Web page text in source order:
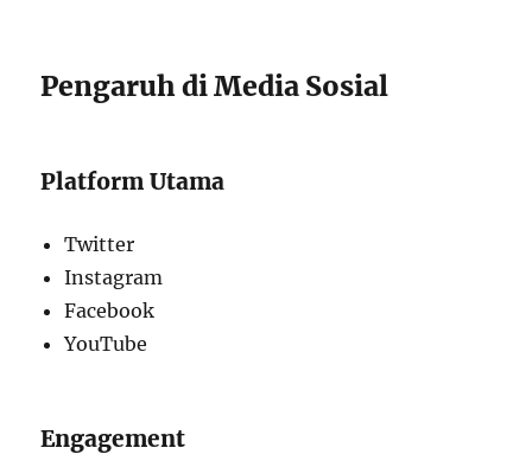
Pengaruh di Media Sosial
Platform Utama
Twitter
Instagram
Facebook
YouTube
Engagement